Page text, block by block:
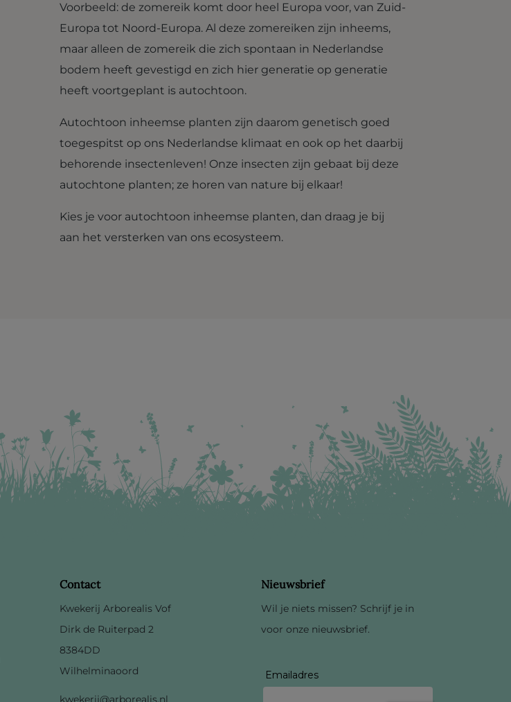
Voorbeeld: de zomereik komt door heel Europa voor, van Zuid-
Europa tot Noord-Europa. Al deze zomereiken zijn inheems,
maar alleen de zomereik die zich spontaan in Nederlandse
bodem heeft gevestigd en zich hier generatie op generatie
heeft voortgeplant is autochtoon.
Autochtoon inheemse planten zijn daarom genetisch goed
toegespitst op ons Nederlandse klimaat en ook op het daarbij
behorende insectenleven! Onze insecten zijn gebaat bij deze
autochtone planten; ze horen van nature bij elkaar!
Kies je voor autochtoon inheemse planten, dan draag je bij
aan het versterken van ons ecosysteem.
Contact
Kwekerij Arborealis Vof
Dirk de Ruiterpad 2
8384DD
Wilhelminaoord
kwekerij@arborealis.nl
Nieuwsbrief
Wil je niets missen? Schrijf je in
voor onze nieuwsbrief.